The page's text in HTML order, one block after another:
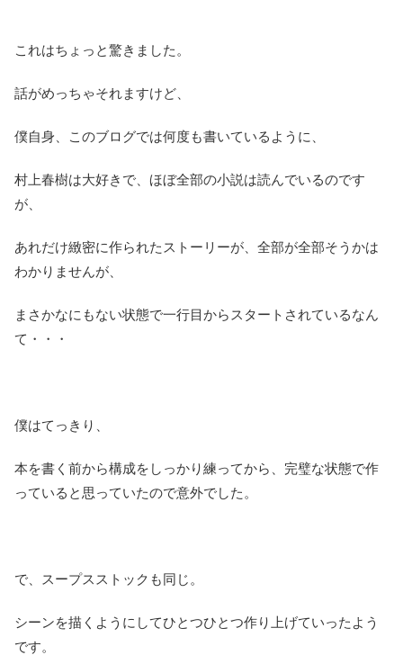
これはちょっと驚きました。
話がめっちゃそれますけど、
僕自身、このブログでは何度も書いているように、
村上春樹は大好きで、ほぼ全部の小説は読んでいるのです
が、
あれだけ緻密に作られたストーリーが、全部が全部そうかは
わかりませんが、
まさかなにもない状態で一行目からスタートされているなん
て・・・
僕はてっきり、
本を書く前から構成をしっかり練ってから、完璧な状態で作
っていると思っていたので意外でした。
で、スープスストックも同じ。
シーンを描くようにしてひとつひとつ作り上げていったよう
です。